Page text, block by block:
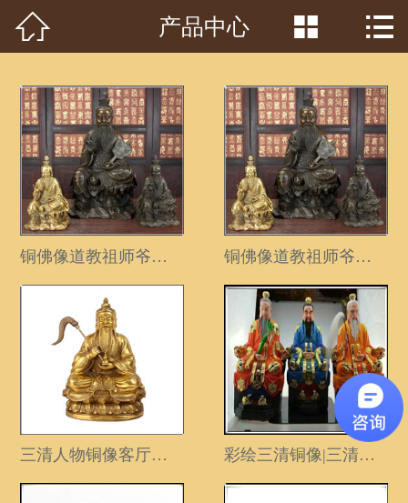
首页
工程案例
产品中心
客户见证
常识问答
新闻资讯
荣誉资质
泥塑鉴赏
联系我们
 产品中心  
铜佛像道教祖师爷三清 铜佛像道教祖师爷三清
三清人物铜像客厅工艺品 彩绘三清铜像|三清铜像现货